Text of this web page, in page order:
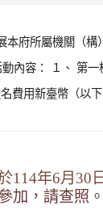
本府所屬機關（
內容： １、 第
費用新臺幣（以
114年6月
加，請查照。